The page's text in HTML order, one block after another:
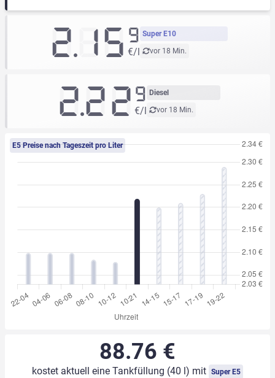
Super E10
vor 18 Min.
2.15 9
€/l
Diesel
vor 18 Min.
2.229
€/l
E5 Preise nach Tageszeit pro Liter
88.76 €
kostet aktuell eine Tankfüllung (40 l) mit Super E5